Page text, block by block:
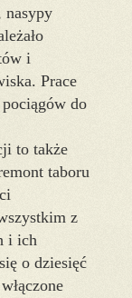
nasypy
i
Prace
do
to także
taboru
z
i ich
o dziesięć